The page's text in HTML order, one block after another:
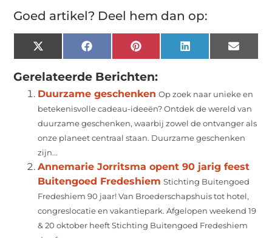
Goed artikel? Deel hem dan op:
X
(Twitter)
Facebook Pinterest LinkedIn Email
Gerelateerde Berichten:
Duurzame geschenken Op zoek naar unieke en
betekenisvolle cadeau-ideeën? Ontdek de wereld van
duurzame geschenken, waarbij zowel de ontvanger als
onze planeet centraal staan. Duurzame geschenken
zijn...
Annemarie Jorritsma opent 90 jarig feest
Buitengoed Fredeshiem Stichting Buitengoed
Fredeshiem 90 jaar! Van Broederschapshuis tot hotel,
congreslocatie en vakantiepark. Afgelopen weekend 19
& 20 oktober heeft Stichting Buitengoed Fredeshiem